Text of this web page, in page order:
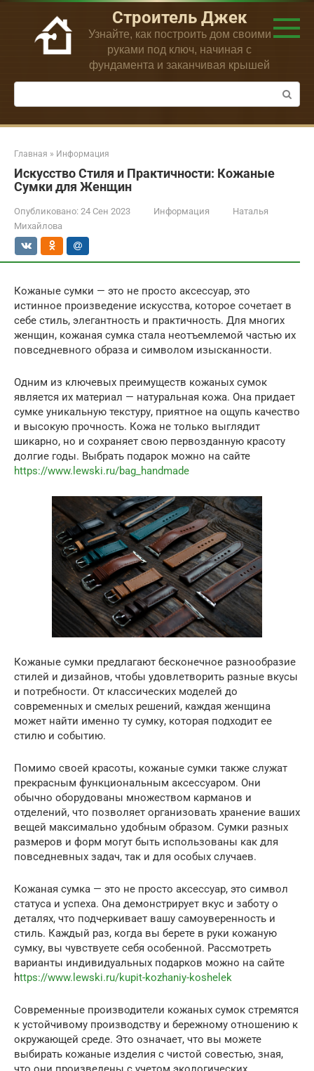
Перейти
контенту
Строитель Джек
Узнайте, как построить дом своими
руками под ключ, начиная с
фундамента и заканчивая крышей
Поиск:
Главная » Информация
Искусство Стиля и Практичности: Кожаные
Сумки для Женщин
Опубликовано: 24 Сен 2023 Информация
Наталья
Михайлова
Кожаные сумки — это не просто аксессуар, это
истинное произведение искусства, которое сочетает в
себе стиль, элегантность и практичность. Для многих
женщин, кожаная сумка стала неотъемлемой частью их
повседневного образа и символом изысканности.
Одним из ключевых преимуществ кожаных сумок
является их материал — натуральная кожа. Она придает
сумке уникальную текстуру, приятное на ощупь качество
и высокую прочность. Кожа не только выглядит
шикарно, но и сохраняет свою первозданную красоту
долгие годы. Выбрать подарок можно на сайте
https://www.lewski.ru/bag_handmade
Кожаные сумки предлагают бесконечное разнообразие
стилей и дизайнов, чтобы удовлетворить разные вкусы
и потребности. От классических моделей до
современных и смелых решений, каждая женщина
может найти именно ту сумку, которая подходит ее
стилю и событию.
Помимо своей красоты, кожаные сумки также служат
прекрасным функциональным аксессуаром. Они
обычно оборудованы множеством карманов и
отделений, что позволяет организовать хранение ваших
вещей максимально удобным образом. Сумки разных
размеров и форм могут быть использованы как для
повседневных задач, так и для особых случаев.
Кожаная сумка — это не просто аксессуар, это символ
статуса и успеха. Она демонстрирует вкус и заботу о
деталях, что подчеркивает вашу самоуверенность и
стиль. Каждый раз, когда вы берете в руки кожаную
сумку, вы чувствуете себя особенной. Рассмотреть
варианты индивидуальных подарков можно на сайте
https://www.lewski.ru/kupit-kozhaniy-koshelek
Современные производители кожаных сумок стремятся
к устойчивому производству и бережному отношению к
окружающей среде. Это означает, что вы можете
выбирать кожаные изделия с чистой совестью, зная,